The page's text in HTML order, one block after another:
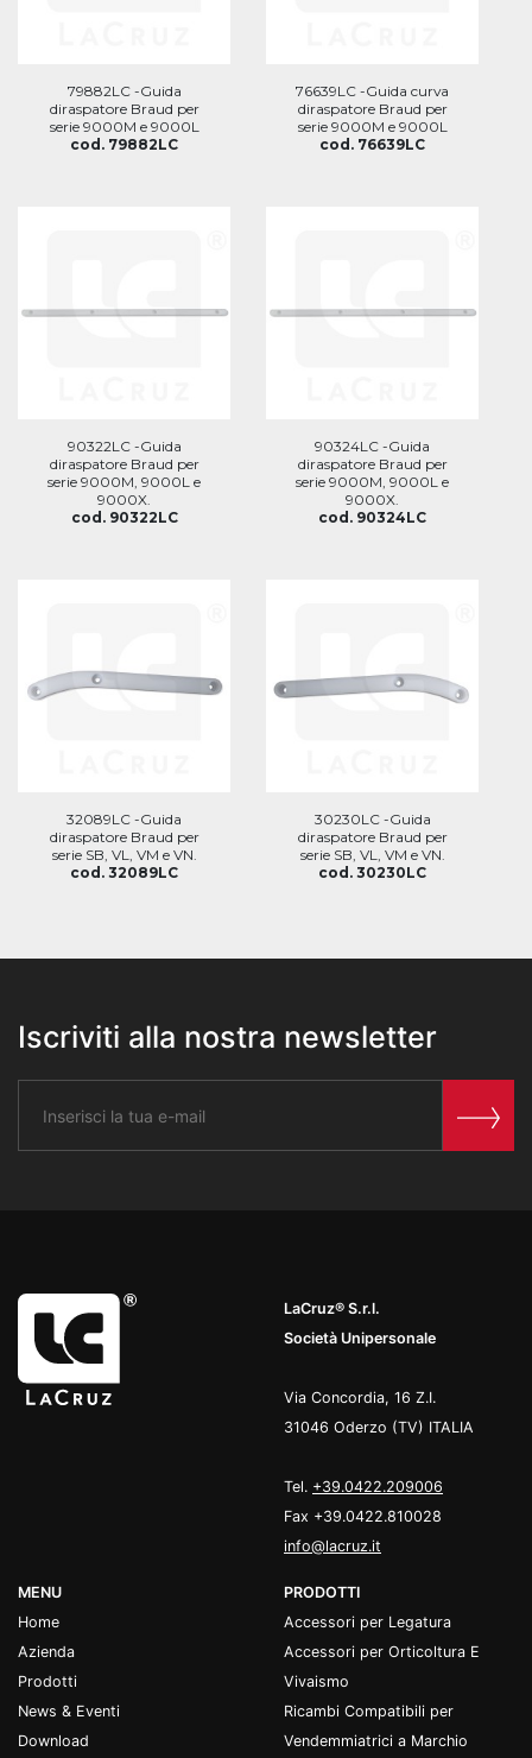
79882LC -Guida
diraspatore Braud per
serie 9000M e 9000L
cod. 79882LC
76639LC -Guida curva
diraspatore Braud per
serie 9000M e 9000L
cod. 76639LC
90322LC -Guida
diraspatore Braud per
serie 9000M, 9000L e
9000X.
cod. 90322LC
90324LC -Guida
diraspatore Braud per
serie 9000M, 9000L e
9000X.
cod. 90324LC
32089LC -Guida
diraspatore Braud per
serie SB, VL, VM e VN.
cod. 32089LC
30230LC -Guida
diraspatore Braud per
serie SB, VL, VM e VN.
cod. 30230LC
Iscriviti alla nostra newsletter
LaCruz® S.r.l.
Società Unipersonale
Via Concordia, 16 Z.I.
31046 Oderzo (TV) ITALIA
Tel. +39.0422.209006
Fax +39.0422.810028
info@lacruz.it
MENU
Home
Azienda
Prodotti
News & Eventi
Download
PRODOTTI
Accessori per Legatura
Accessori per Orticoltura E
Vivaismo
Ricambi Compatibili per
Vendemmiatrici a Marchio